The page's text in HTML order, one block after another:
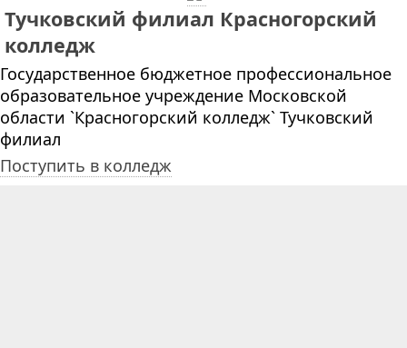
Тучковский филиал Красногорский
колледж
Государственное бюджетное профессиональное
образовательное учреждение Московской
области `Красногорский колледж` Тучковский
филиал
Поступить в колледж